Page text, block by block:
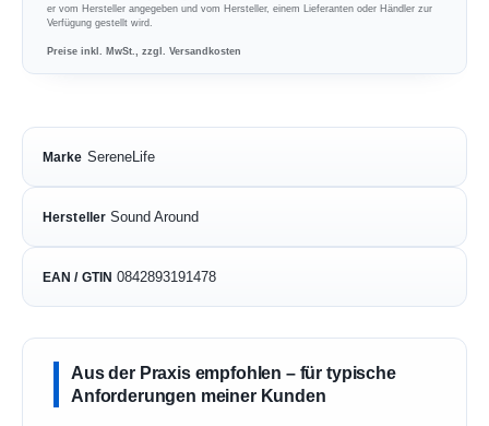
er vom Hersteller angegeben und vom Hersteller, einem Lieferanten oder Händler zur
Verfügung gestellt wird.
Preise inkl. MwSt., zzgl. Versandkosten
Marke SereneLife
Hersteller Sound Around
EAN / GTIN 0842893191478
Aus der Praxis empfohlen – für typische
Anforderungen meiner Kunden